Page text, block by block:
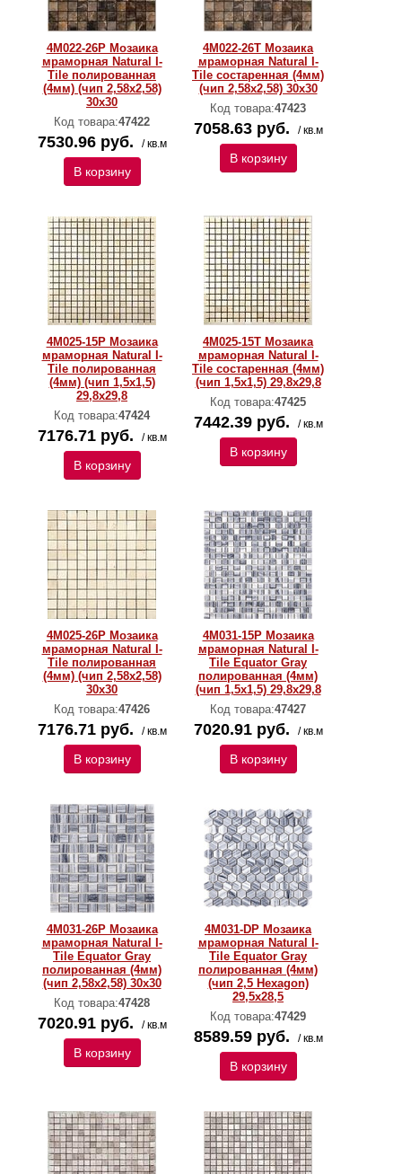
4M022-26P Мозаика
мраморная Natural I-
Тilе полированная
(4мм) (чип 2,58х2,58)
30х30
Код товара:47422
7530.96 руб. / кв.м
В корзину
4M022-26T Мозаика
мраморная Natural I-
Тilе состаренная (4мм)
(чип 2,58х2,58) 30х30
Код товара:47423
7058.63 руб. / кв.м
В корзину
4M025-15P Мозаика
мраморная Natural I-
Тilе полированная
(4мм) (чип 1,5x1,5)
29,8х29,8
Код товара:47424
7176.71 руб. / кв.м
В корзину
4M025-15T Мозаика
мраморная Natural I-
Тilе состаренная (4мм)
(чип 1,5x1,5) 29,8х29,8
Код товара:47425
7442.39 руб. / кв.м
В корзину
4M025-26P Мозаика
мраморная Natural I-
Тilе полированная
(4мм) (чип 2,58х2,58)
30х30
Код товара:47426
7176.71 руб. / кв.м
В корзину
4M031-15P Мозаика
мраморная Natural I-
Тilе Equator Gray
полированная (4мм)
(чип 1,5x1,5) 29,8х29,8
Код товара:47427
7020.91 руб. / кв.м
В корзину
4M031-26P Мозаика
мраморная Natural I-
Тilе Equator Gray
полированная (4мм)
(чип 2,58х2,58) 30х30
Код товара:47428
7020.91 руб. / кв.м
В корзину
4M031-DP Мозаика
мраморная Natural I-
Тilе Equator Gray
полированная (4мм)
(чип 2,5 Hexagon)
29,5x28,5
Код товара:47429
8589.59 руб. / кв.м
В корзину